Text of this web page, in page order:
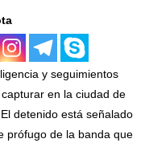
y seguimientos
en la ciudad de
detenido está señalado
prófugo de la banda que